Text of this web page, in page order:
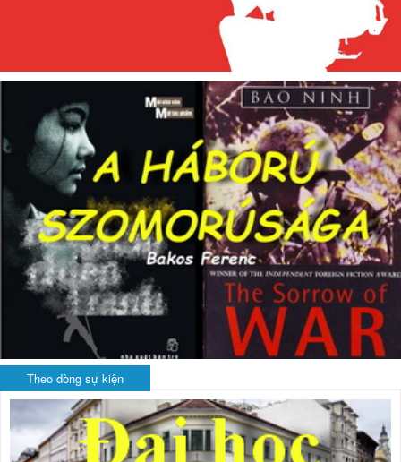
Theo dòng sự kiện